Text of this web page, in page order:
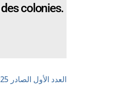
colonies.
العدد الأول الصادر 15/01/2025